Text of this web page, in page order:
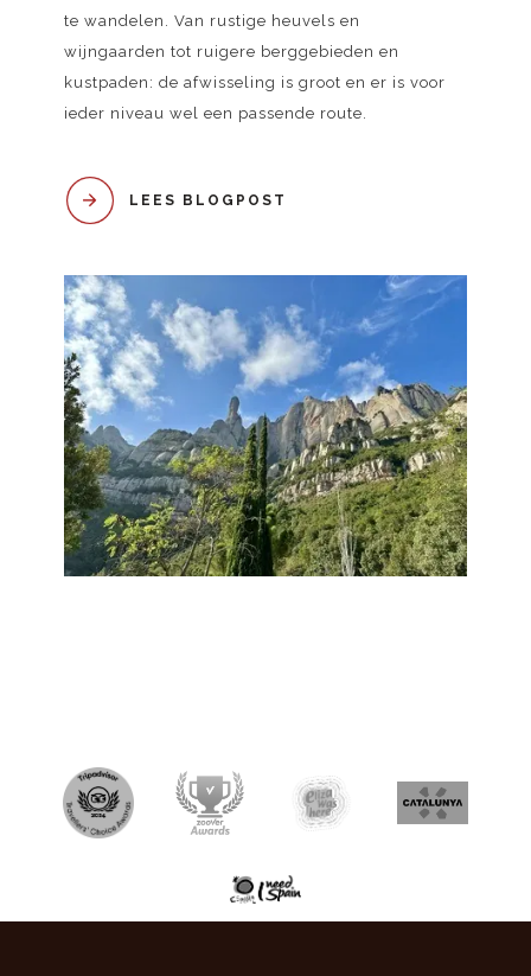
te wandelen. Van rustige heuvels en
wijngaarden tot ruigere berggebieden en
kustpaden: de afwisseling is groot en er is voor
ieder niveau wel een passende route.
LEES BLOGPOST